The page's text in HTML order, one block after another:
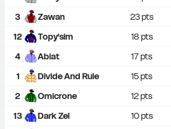
3
Zawan 23 pts
12
Topy'sim 18 pts
4
Abiat 17 pts
1
Divide And Rule 15 pts
2
Omicrone 12 pts
13
Dark Zel 10 pts